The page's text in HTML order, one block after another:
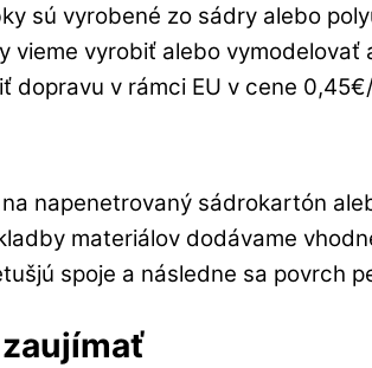
sú vyrobené zo sádry alebo
vieme vyrobiť alebo vymodelovať
dopravu v rámci EU v cene
napenetrovaný sádrokartón
materiálov dodávame
spoje a následne sa povrch